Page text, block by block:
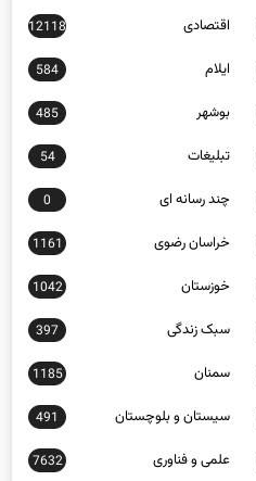
ایلام 584
بوشهر 485
تبلیغات 54
چند رسانه ای 0
خراسان رضوی 1161
خوزستان 1042
سبک زندگی 397
سمنان 1185
سیستان و بلوچستان 491
علمی و فناوری 7632
فرهنگ و هنر 23306